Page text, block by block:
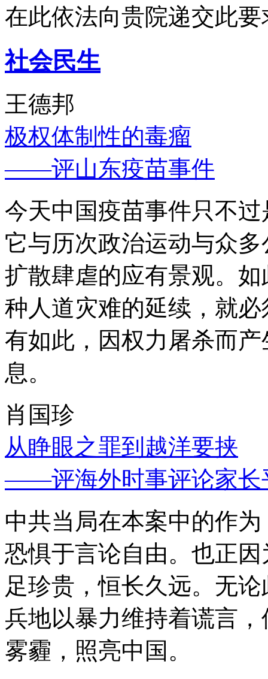
在此依法向贵院递交此要
社会民生
王德邦
极权体制性的毒瘤
——评山东疫苗事件
今天中国疫苗事件只不
它与历次政治运动与众
扩散肆虐的应有景观。
种人道灾难的延续，就
有如此，因权力屠杀而
息。
肖国珍
从睁眼之罪到越洋要挟
——评海外时事评论家长
中共当局在本案中的作
恐惧于言论自由。也正
足珍贵，恒长久远。无
兵地以暴力维持着谎言
雾霾，照亮中国。